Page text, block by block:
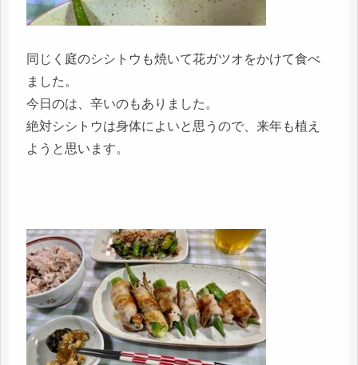
同じく庭のシシトウも焼いて花ガツオをかけて食べ
ました。
今日のは、辛いのもありました。
絶対シシトウは身体によいと思うので、来年も植え
ようと思います。